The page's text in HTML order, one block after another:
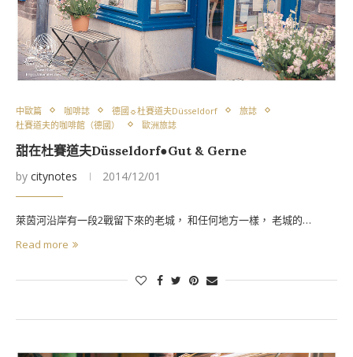
中歐篇 咖啡誌 德國☼杜賽道夫Düsseldorf
旅誌
杜賽道夫的咖啡館（德國）
歐洲旅誌
甜在杜賽道夫Düsseldorf●Gut & Gerne
by citynotes 2014/12/01
萊茵河沿岸有一段2戰留下來的老城， 和任何地方一樣， 老城的…
Read more